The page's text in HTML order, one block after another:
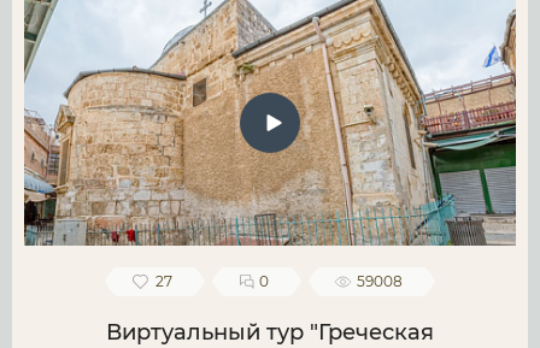
27 0 59008
Виртуальный тур "Греческая